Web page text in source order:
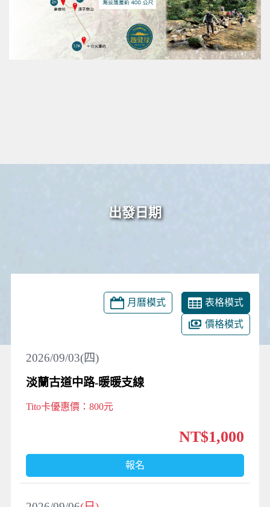
出發日期
月曆模式 表格模式
價格模式
2026/09/03(四)
淡蘭古道中路-暖暖支線
Tito卡優惠價：800元
NT$1,000
報名